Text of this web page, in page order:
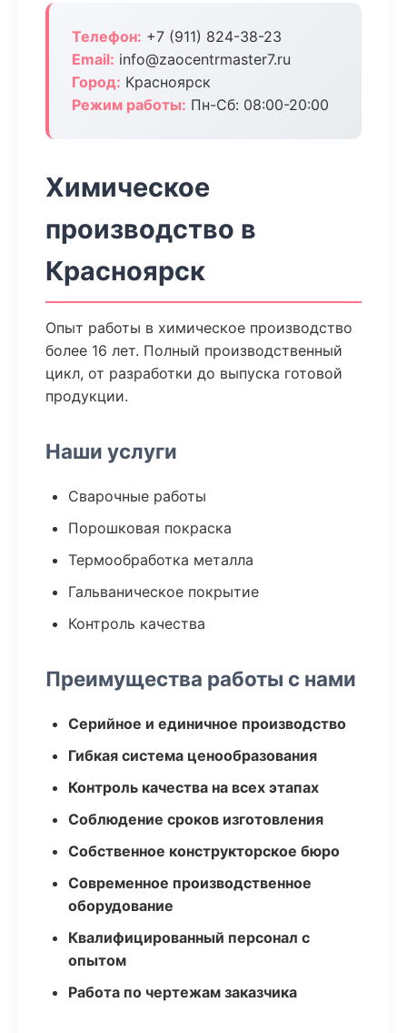
Телефон: +7 (911) 824-38-23
Email: info@zaocentrmaster7.ru
Город: Красноярск
Режим работы: Пн-Сб: 08:00-20:00
Химическое
производство в
Красноярск
Опыт работы в химическое производство
более 16 лет. Полный производственный
цикл, от разработки до выпуска готовой
продукции.
Наши услуги
Сварочные работы
Порошковая покраска
Термообработка металла
Гальваническое покрытие
Контроль качества
Преимущества работы с нами
Серийное и единичное производство
Гибкая система ценообразования
Контроль качества на всех этапах
Соблюдение сроков изготовления
Собственное конструкторское бюро
Современное производственное
оборудование
Квалифицированный персонал с
опытом
Работа по чертежам заказчика